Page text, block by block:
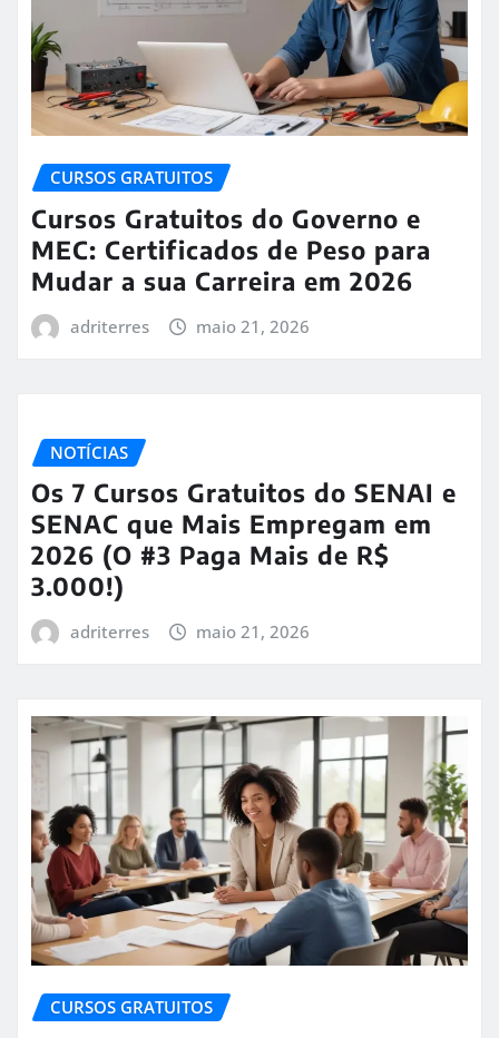
CURSOS GRATUITOS
Cursos Gratuitos do Governo e
MEC: Certificados de Peso para
Mudar a sua Carreira em 2026
adriterres maio 21, 2026
NOTÍCIAS
Os 7 Cursos Gratuitos do SENAI e
SENAC que Mais Empregam em
2026 (O #3 Paga Mais de R$
3.000!)
adriterres maio 21, 2026
CURSOS GRATUITOS